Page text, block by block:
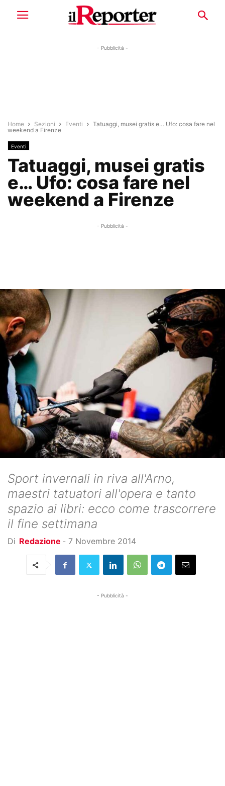
- Pubblicità -
Home Sezioni Eventi
Tatuaggi, musei gratis e… Ufo: cosa fare nel
weekend a Firenze
Eventi
Tatuaggi, musei gratis
e… Ufo: cosa fare nel
weekend a Firenze
- Pubblicità -
Sport invernali in riva all'Arno,
maestri tatuatori all'opera e tanto
spazio ai libri: ecco come trascorrere
il fine settimana
Di Redazione - 7 Novembre 2014
- Pubblicità -